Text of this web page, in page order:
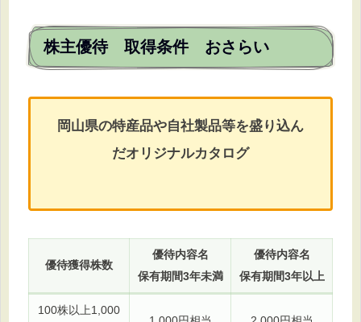
株主優待 取得条件 おさらい
岡山県の特産品や自社製品等を盛り込ん
だオリジナルカタログ
優待獲得株数
優待内容名
保有期間3年未満
優待内容名
保有期間3年以上
100株以上1,000